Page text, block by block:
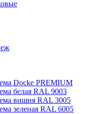
Docke PREMIUM
белая RAL 9003
вишня RAL 3005
зеленая RAL 6005